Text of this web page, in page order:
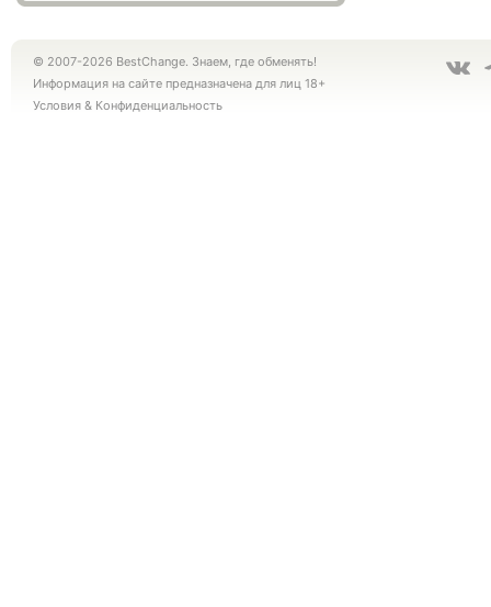
© 2007-2026 BestChange. Знаем, где обменять!
Информация на сайте предназначена для лиц 18+
Условия & Конфиденциальность